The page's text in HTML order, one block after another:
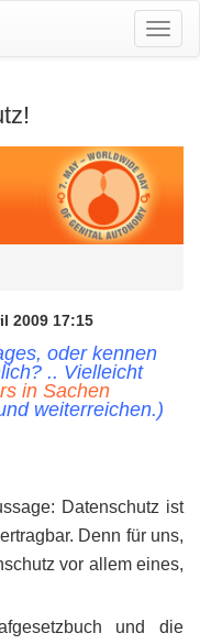
2009 17:15
oder kennen
.. Vielleicht
in Sachen
weiterreichen.)
Datenschutz ist
Denn für uns,
vor allem eines,
und die